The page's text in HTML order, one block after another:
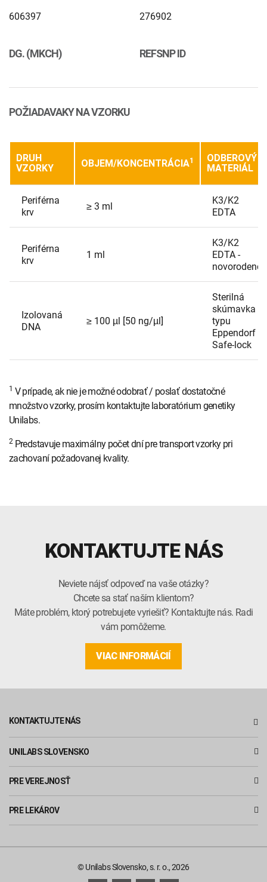
606397 276902
DG. (MKCH) REFSNP ID
POŽIADAVAKY NA VZORKU
DRUH
VZORKY
OBJEM/KONCENTRÁCIA1
ODBEROVÝ
MATERIÁL
Periférna
krv
≥ 3 ml
K3/K2
EDTA
Periférna
krv
1 ml
K3/K2
EDTA -
novorodenci
Izolovaná
DNA
≥ 100 µl [50 ng/µl]
Sterilná
skúmavka
typu
Eppendorf
Safe-lock
1 V prípade, ak nie je možné odobrať / poslať dostatočné
množstvo vzorky, prosím kontaktujte laboratórium genetiky
Unilabs.
2Predstavuje maximálny počet dní pre transport vzorky pri
zachovaní požadovanej kvality.
KONTAKTUJTE NÁS
Neviete nájsť odpoveď na vaše otázky?
Chcete sa stať naším klientom?
Máte problém, ktorý potrebujete vyriešiť? Kontaktujte nás. Radi
vám pomôžeme.
VIAC INFORMÁCIÍ
KONTAKTUJTE NÁS
UNILABS SLOVENSKO
PRE VEREJNOSŤ
PRE LEKÁROV
© Unilabs Slovensko, s. r. o., 2026